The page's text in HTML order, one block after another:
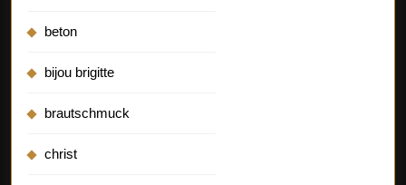
beton
bijou brigitte
brautschmuck
christ